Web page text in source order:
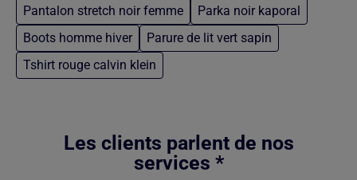
Pantalon stretch noir femme
Parka noir kaporal
Boots homme hiver
Parure de lit vert sapin
Tshirt rouge calvin klein
Les clients parlent de nos
services *